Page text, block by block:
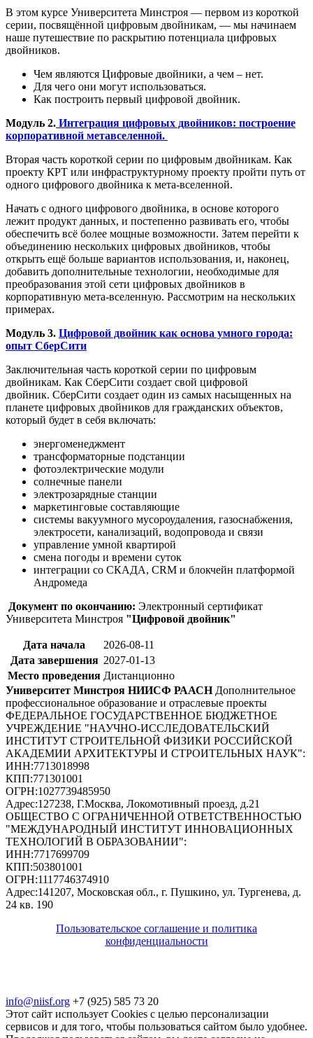
В этом курсе Университета Минстроя — первом из короткой
серии, посвящённой цифровым двойникам, — мы начинаем
наше путешествие по раскрытию потенциала цифровых
двойников.
Чем являются Цифровые двойники, а чем – нет.
Для чего они могут использоваться.
Как построить первый цифровой двойник.
Модуль 2. Интеграция цифровых двойников: построение
корпоративной метавселенной.
Вторая часть короткой серии по цифровым двойникам. Как
проекту КРТ или инфраструктурному проекту пройти путь от
одного цифрового двойника к мета-вселенной.
Начать с одного цифрового двойника, в основе которого
лежит продукт данных, и постепенно развивать его, чтобы
обеспечить всё более мощные возможности. Затем перейти к
объединению нескольких цифровых двойников, чтобы
открыть ещё больше вариантов использования, и, наконец,
добавить дополнительные технологии, необходимые для
преобразования этой сети цифровых двойников в
корпоративную мета-вселенную. Рассмотрим на нескольких
примерах.
Модуль 3. Цифровой двойник как основа умного города:
опыт СберСити
Заключительная часть короткой серии по цифровым
двойникам. Как СберСити создает свой цифровой
двойник. СберСити создает один из самых насыщенных на
планете цифровых двойников для гражданских объектов,
который будет в себя включать:
энергоменеджмент
трансформаторные подстанции
фотоэлектрические модули
солнечные панели
электрозарядные станции
маркетинговые составляющие
системы вакуумного мусороудаления, газоснабжения,
электросети, канализаций, водопровода и связи
управление умной квартирой
смена погоды и времени суток
интеграции со СКАДА, CRM и блокчейн платформой
Андромеда
Документ по окончанию: Электронный сертификат
Университета Минстроя "Цифровой двойник"
Дата начала
2026-08-11
Дата завершения 2027-01-13
Место проведения Дистанционно
Университет Минстроя НИИСФ РААСН Дополнительное
профессиональное образование и отраслевые проекты
ФЕДЕРАЛЬНОЕ ГОСУДАРСТВЕННОЕ БЮДЖЕТНОЕ
УЧРЕЖДЕНИЕ "НАУЧНО-ИССЛЕДОВАТЕЛЬСКИЙ
ИНСТИТУТ СТРОИТЕЛЬНОЙ ФИЗИКИ РОССИЙСКОЙ
АКАДЕМИИ АРХИТЕКТУРЫ И СТРОИТЕЛЬНЫХ НАУК":
ИНН:7713018998
КПП:771301001
ОГРН:1027739485950
Адрес:127238, Г.Москва, Локомотивный проезд, д.21
ОБЩЕСТВО С ОГРАНИЧЕННОЙ ОТВЕТСТВЕННОСТЬЮ
"МЕЖДУНАРОДНЫЙ ИНСТИТУТ ИННОВАЦИОННЫХ
ТЕХНОЛОГИЙ В ОБРАЗОВАНИИ":
ИНН:7717699709
КПП:503801001
ОГРН:1117746374910
Адрес:141207, Московская обл., г. Пушкино, ул. Тургенева, д.
24 кв. 190
Пользовательское соглашение и политика
конфиденциальности
info@niisf.org +7 (925) 585 73 20
Этот сайт использует Cookies с целью персонализации
сервисов и для того, чтобы пользоваться сайтом было удобнее.